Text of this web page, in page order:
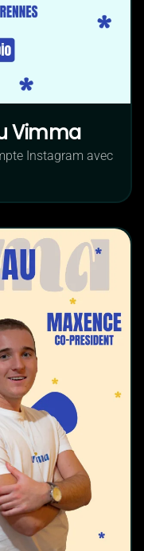
Vimma
Instagram avec